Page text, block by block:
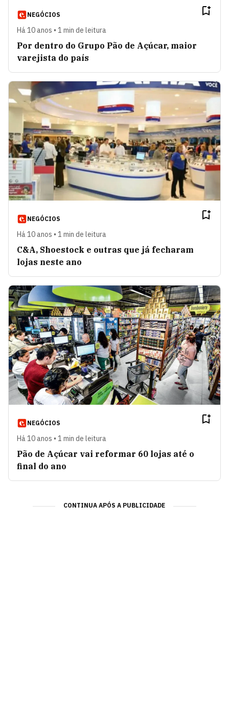
NEGÓCIOS
Há 10 anos • 1 min de leitura
Por dentro do Grupo Pão de Açúcar, maior
varejista do país
NEGÓCIOS
Há 10 anos • 1 min de leitura
C&A, Shoestock e outras que já fecharam
lojas neste ano
NEGÓCIOS
Há 10 anos • 1 min de leitura
Pão de Açúcar vai reformar 60 lojas até o
final do ano
CONTINUA APÓS A PUBLICIDADE